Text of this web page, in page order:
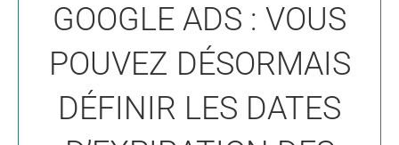
GOOGLE ADS : VOUS
POUVEZ DÉSORMAIS
DÉFINIR LES DATES